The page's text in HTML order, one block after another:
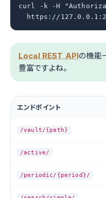
curl -k -H
https://
Local REST APIの機能
豊富ですよね。
エンドポイント
/vault/{path}
/active/
/periodic/{period}/